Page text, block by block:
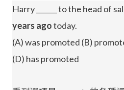
Harry ______ to the head of
years agotoday.
(A) was promoted (B)
(D) has promoted